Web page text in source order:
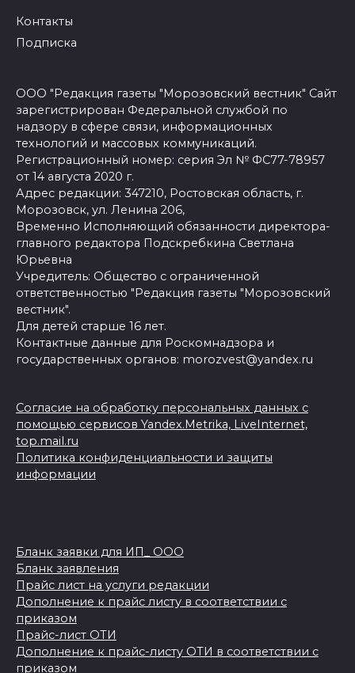
Контакты
Подписка
ООО "Редакция газеты "Морозовский вестник" Сайт
зарегистрирован Федеральной службой по
надзору в сфере связи, информационных
технологий и массовых коммуникаций.
Регистрационный номер: серия Эл № ФС77-78957
от 14 августа 2020 г.
Адрес редакции: 347210, Ростовская область, г.
Морозовск, ул. Ленина 206,
Временно Исполняющий обязанности директора-
главного редактора Подскребкина Светлана
Юрьевна
Учредитель: Общество с ограниченной
ответственностью "Редакция газеты "Морозовский
вестник".
Для детей старше 16 лет.
Контактные данные для Роскомнадзора и
государственных органов: morozvest@yandex.ru
Согласие на обработку персональных данных с
помощью сервисов Yandex.Metrika, LiveInternet,
top.mail.ru
Политика конфиденциальности и защиты
информации
Бланк заявки для ИП_ ООО
Бланк заявления
Прайс лист на услуги редакции
Дополнение к прайс листу в соответствии с
приказом
Прайс-лист ОТИ
Дополнение к прайс-листу ОТИ в соответствии с
приказом